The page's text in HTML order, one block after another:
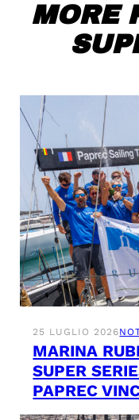
MORE
25 LUGLIO 2026
MARINA
SUPER
PAPREC